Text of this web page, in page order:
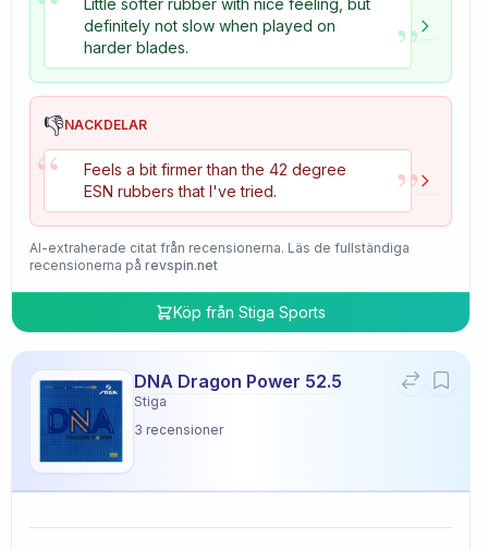
Little softer rubber with nice feeling, but
definitely not slow when played on
harder blades.
”
👎NACKDELAR
“
Feels a bit firmer than the 42 degree
ESN rubbers that I've tried.
”
AI-extraherade citat från recensionerna. Läs de fullständiga
recensionerna på revspin.net
Köp från Stiga Sports
DNA Dragon Power 52.5
Stiga
3 recensioner